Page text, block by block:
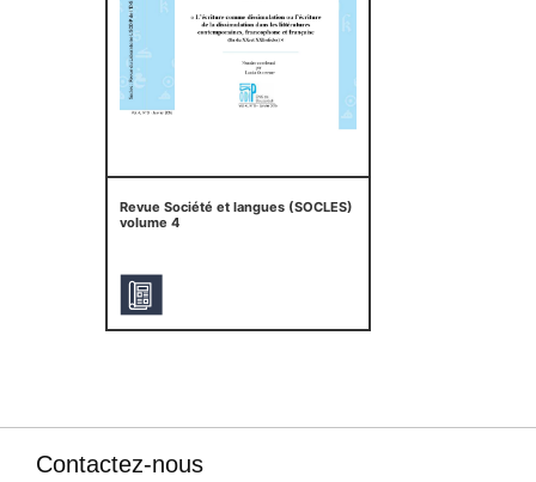
Revue Société et langues (SOCLES)
volume 4
Contactez-nous